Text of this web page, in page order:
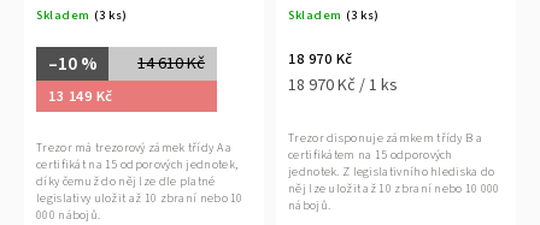
Skladem (3 ks)
14 610 Kč
–10 %
13 149 Kč
Trezor má trezorový zámek třídy A a
certifikát na 15 odporových jednotek,
díky čemuž do něj lze dle platné
legislativy uložit až 10 zbraní nebo 10
000 nábojů.
Skladem (3 ks)
18 970 Kč
18 970 Kč / 1 ks
Trezor disponuje zámkem třídy B a
certifikátem na 15 odporových
jednotek. Z legislativního hlediska do
něj lze uložit až 10 zbraní nebo 10 000
nábojů.